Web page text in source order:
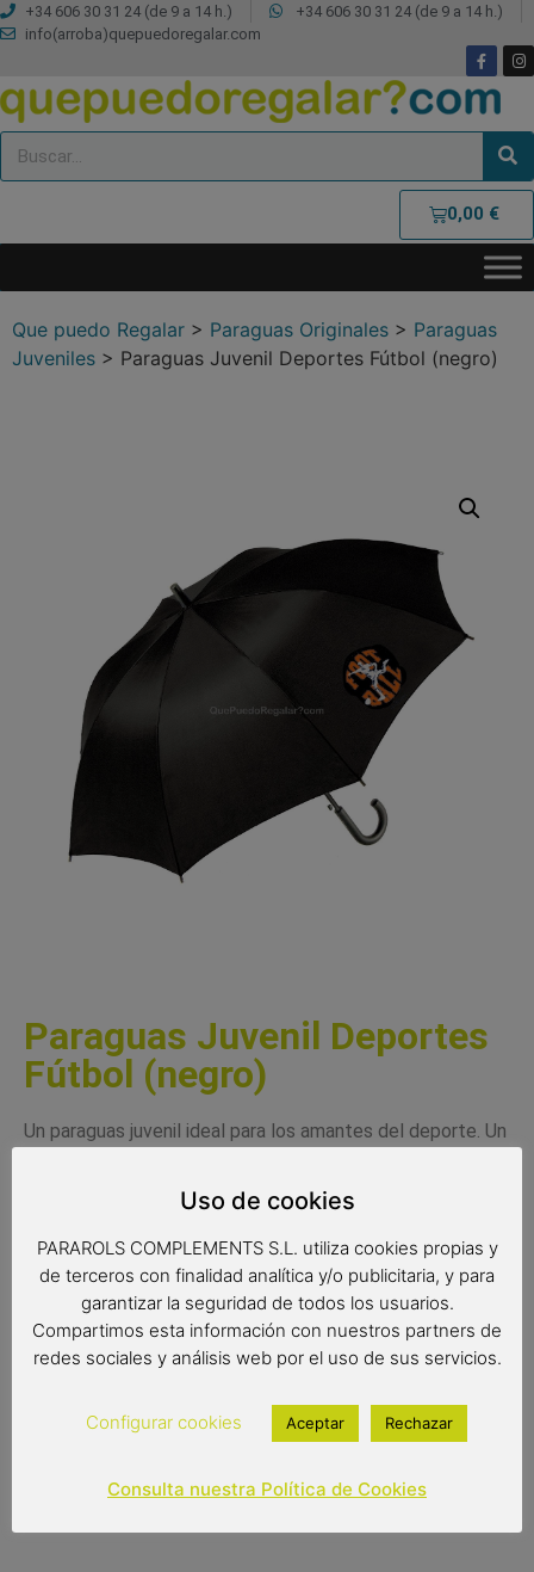
+34 606 30 31 24 (de 9 a 14 h.)
+34 606 30 31 24 (de 9 a 14 h.)
info(arroba)quepuedoregalar.com
0,00 €
Que puedo Regalar > Paraguas Originales > Paraguas
Juveniles > Paraguas Juvenil Deportes Fútbol (negro)
Paraguas Juvenil Deportes
Fútbol (negro)
Un paraguas juvenil ideal para los amantes del deporte. Un
medidas perfectas para los niños que ya les quedan
pequeños los paraguas infantiles.
Medidas:
Radio de Tela: 56 cms
Diámetro: 98 cms
17,95€
Uso de cookies
PARAROLS COMPLEMENTS S.L. utiliza cookies propias y
de terceros con finalidad analítica y/o publicitaria, y para
garantizar la seguridad de todos los usuarios.
Compartimos esta información con nuestros partners de
redes sociales y análisis web por el uso de sus servicios.
Configurar cookies Aceptar Rechazar
Consulta nuestra Política de Cookies